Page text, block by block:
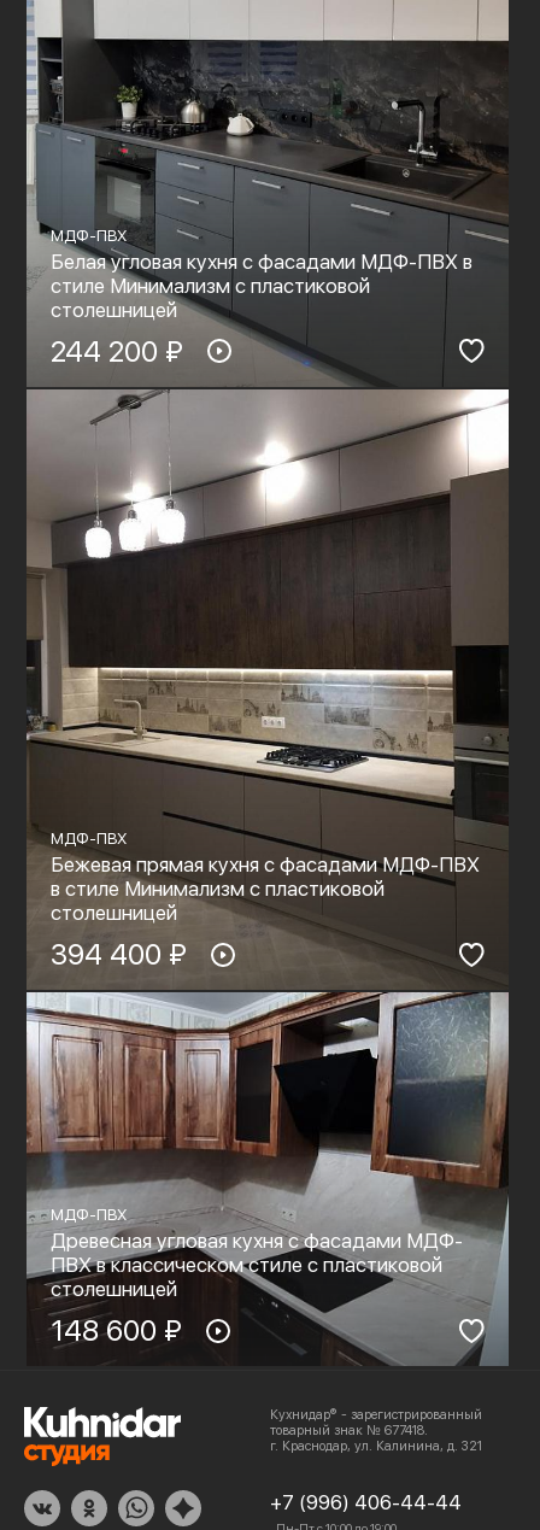
МДФ-ПВХ
Белая угловая кухня с фасадами МДФ-ПВХ в
стиле Минимализм с пластиковой
столешницей
244 200 ₽
МДФ-ПВХ
Бежевая прямая кухня с фасадами МДФ-ПВХ
в стиле Минимализм с пластиковой
столешницей
394 400 ₽
МДФ-ПВХ
Древесная угловая кухня с фасадами МДФ-
ПВХ в классическом стиле с пластиковой
столешницей
148 600 ₽
Кухнидар® - зарегистрированный
товарный знак № 677418.
г. Краснодар, ул. Калинина, д. 321
+7 (996) 406-44-44